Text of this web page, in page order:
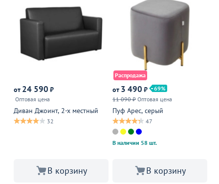
от 24 590 ₽
Оптовая цена
Диван Джоинт, 2-х местный
32
В корзину
Распродажа
от 3 490 ₽
69
11 090 ₽ Оптовая цена
Пуф Арес, серый
47
В наличии 58 шт.
В корзину